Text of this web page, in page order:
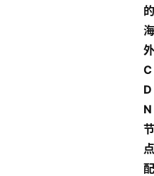
的
海
外
C
D
N
节
点
配